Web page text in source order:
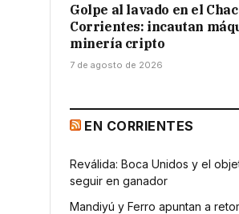
Golpe al lavado en el
Corrientes: incautan
minería cripto
7 de agosto de 2026
EN CORRIENTES
Reválida: Boca Unidos y el
seguir en ganador
Mandiyú y Ferro apuntan a